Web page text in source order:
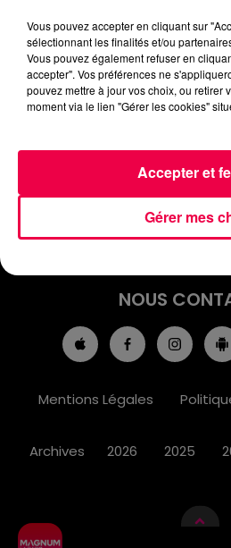
INFOS
JEUX
NOUS
Mentions Légales
Archives 2026 2025
Vous pouvez accepter en cliquant sur
sélectionnant les finalités et/ou
Vous pouvez également refuser en
accepter". Vos préférences ne
pouvez mettre à jour vos choix, ou retirer
moment via le lien "Gérer les cookies"
Gérer mes
Accepter et